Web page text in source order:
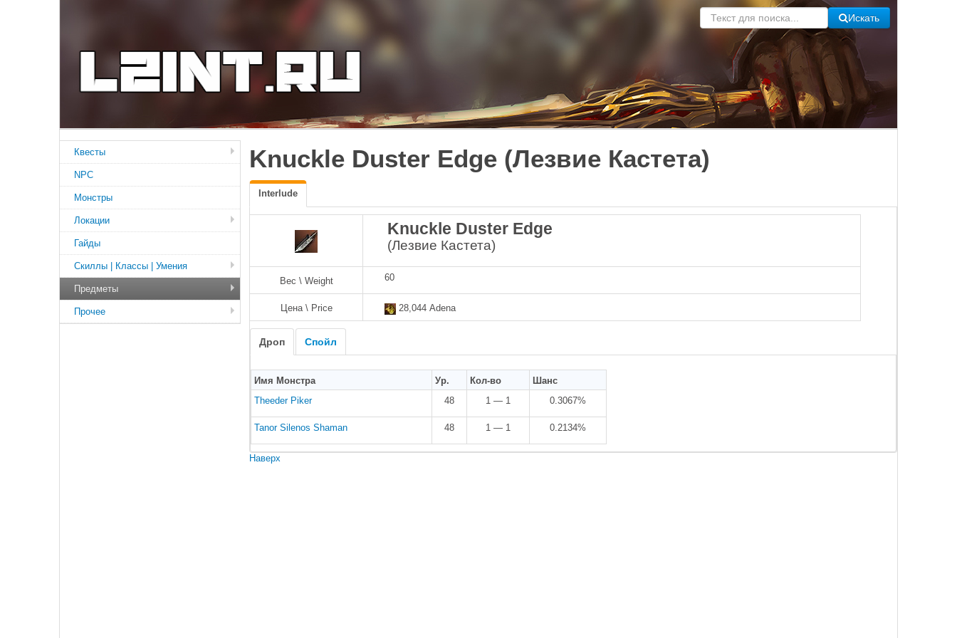
Искать
Knuckle Duster Edge (Лезвие Кастета)
Interlude
Knuckle Duster Edge
(Лезвие Кастета)
Вес \ Weight 60
Цена \ Price 28,044 Adena
Дроп Спойл
Имя Монстра Ур. Кол-во
Шанс
Theeder Piker
48 1 — 1 0.3067%
Tanor Silenos Shaman 48 1 — 1 0.2134%
Наверх
Квесты
NPC
Монстры
Локации
Гайды
Скиллы | Классы | Умения
Предметы
Прочее